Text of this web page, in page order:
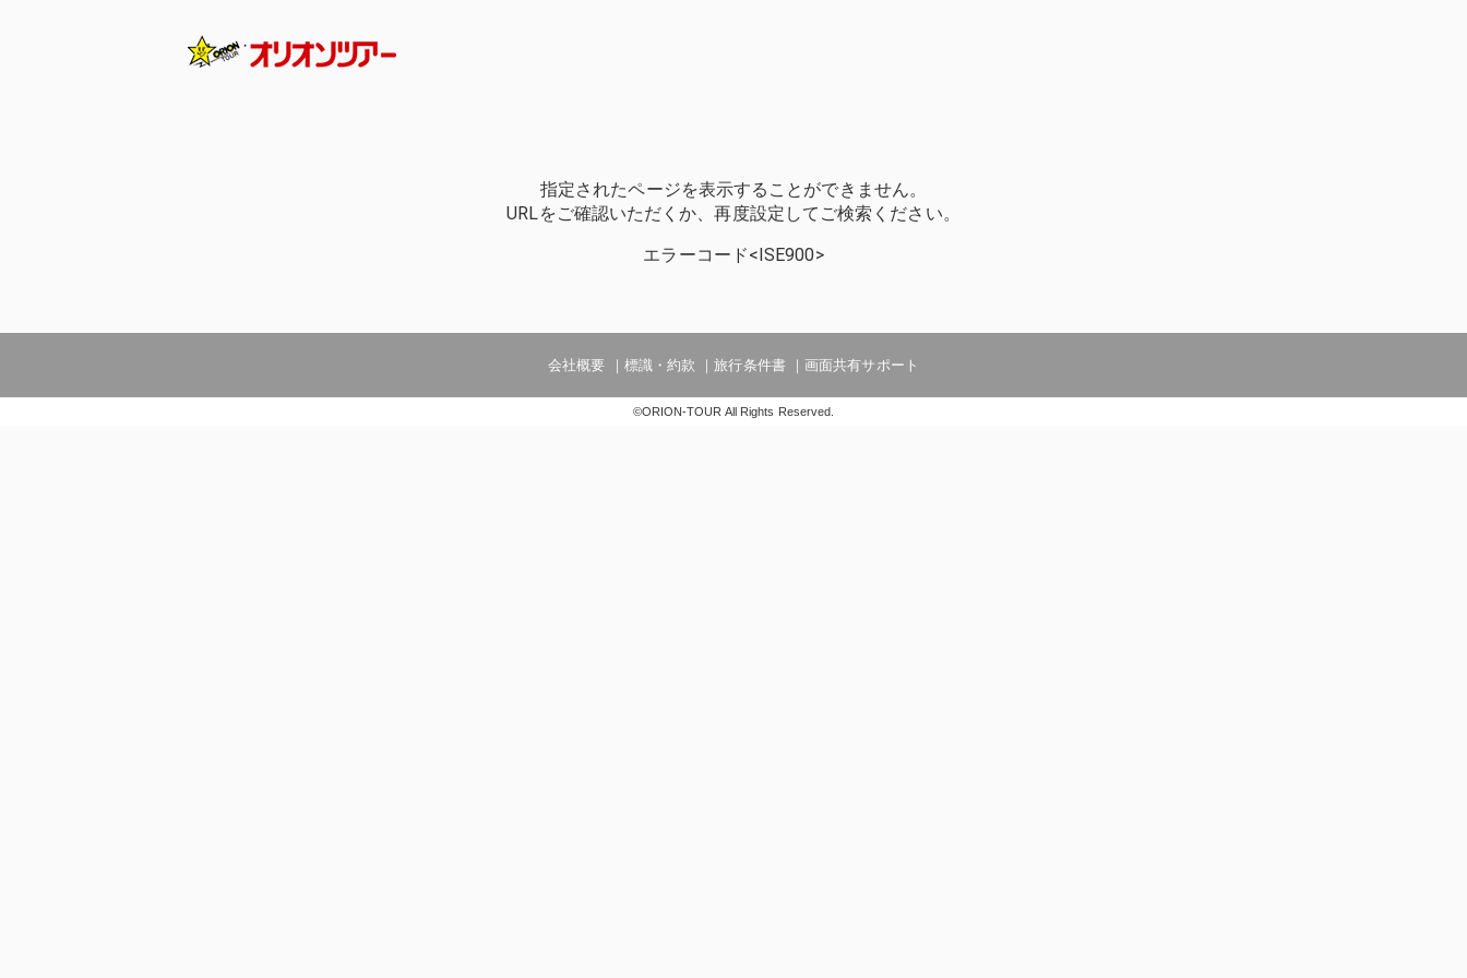
指定されたページを表示することができません。
URLをご確認いただくか、再度設定してご検索ください。
エラーコード<ISE900>
会社概要 標識・約款 旅行条件書 画面共有サポート
©ORION-TOUR All Rights Reserved.